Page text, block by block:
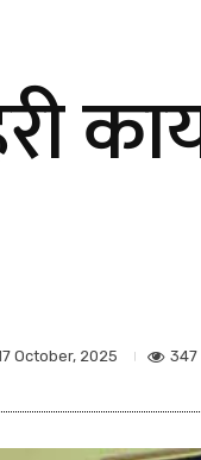
October, 2025 347